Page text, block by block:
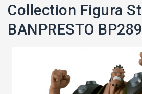
Collection Figura
BANPRESTO